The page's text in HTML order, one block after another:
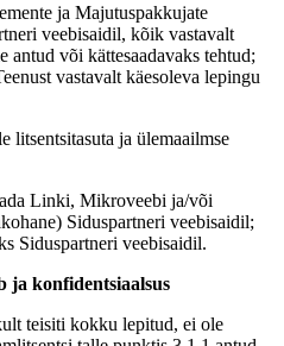
ja Majutuspakkujate
veebisaidil, kõik vastavalt
antud või kättesaadavaks tehtud;
vastavalt käesoleva lepingu
litsentsitasuta ja ülemaailmse
Linki, Mikroveebi ja/või
Siduspartneri veebisaidil;
Siduspartneri veebisaidil.
ja konfidentsiaalsus
teisiti kokku lepitud, ei ole